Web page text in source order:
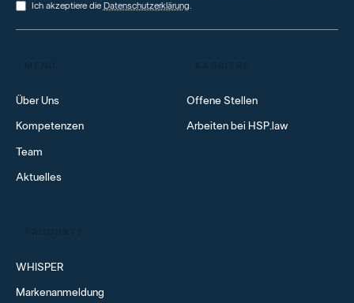
Ich akzeptiere die Datenschutzerklärung
Über Uns
Kompetenzen
Team
Aktuelles
Offene Stellen
Arbeiten bei HSP.law
WHISPER
Markenanmeldung